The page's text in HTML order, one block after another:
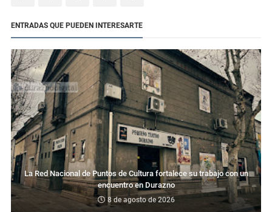
ENTRADAS QUE PUEDEN INTERESARTE
La Red Nacional de Puntos de Cultura fortalece su trabajo con un
encuentro en Durazno
8 de agosto de 2026